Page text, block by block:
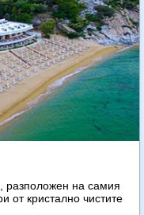
разположен на самия
от кристално чистите